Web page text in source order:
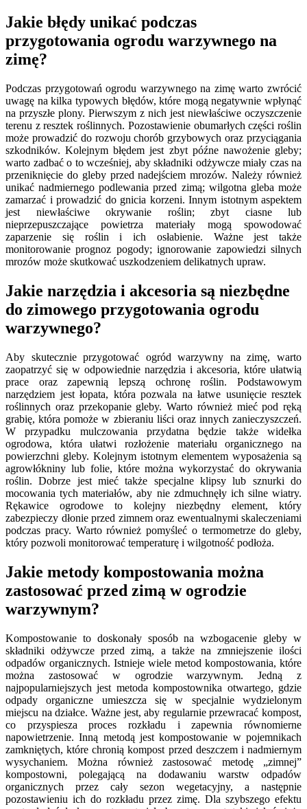
Jakie błędy unikać podczas
przygotowania ogrodu warzywnego na
zimę?
Podczas przygotowań ogrodu warzywnego na zimę warto zwrócić
uwagę na kilka typowych błędów, które mogą negatywnie wpłynąć
na przyszłe plony. Pierwszym z nich jest niewłaściwe oczyszczenie
terenu z resztek roślinnych. Pozostawienie obumarłych części roślin
może prowadzić do rozwoju chorób grzybowych oraz przyciągania
szkodników. Kolejnym błędem jest zbyt późne nawożenie gleby;
warto zadbać o to wcześniej, aby składniki odżywcze miały czas na
przeniknięcie do gleby przed nadejściem mrozów. Należy również
unikać nadmiernego podlewania przed zimą; wilgotna gleba może
zamarzać i prowadzić do gnicia korzeni. Innym istotnym aspektem
jest niewłaściwe okrywanie roślin; zbyt ciasne lub
nieprzepuszczające powietrza materiały mogą spowodować
zaparzenie się roślin i ich osłabienie. Ważne jest także
monitorowanie prognoz pogody; ignorowanie zapowiedzi silnych
mrozów może skutkować uszkodzeniem delikatnych upraw.
Jakie narzędzia i akcesoria są niezbędne
do zimowego przygotowania ogrodu
warzywnego?
Aby skutecznie przygotować ogród warzywny na zimę, warto
zaopatrzyć się w odpowiednie narzędzia i akcesoria, które ułatwią
prace oraz zapewnią lepszą ochronę roślin. Podstawowym
narzędziem jest łopata, która pozwala na łatwe usunięcie resztek
roślinnych oraz przekopanie gleby. Warto również mieć pod ręką
grabię, która pomoże w zbieraniu liści oraz innych zanieczyszczeń.
W przypadku mulczowania przydatna będzie także widełka
ogrodowa, która ułatwi rozłożenie materiału organicznego na
powierzchni gleby. Kolejnym istotnym elementem wyposażenia są
agrowłókniny lub folie, które można wykorzystać do okrywania
roślin. Dobrze jest mieć także specjalne klipsy lub sznurki do
mocowania tych materiałów, aby nie zdmuchnęły ich silne wiatry.
Rękawice ogrodowe to kolejny niezbędny element, który
zabezpieczy dłonie przed zimnem oraz ewentualnymi skaleczeniami
podczas pracy. Warto również pomyśleć o termometrze do gleby,
który pozwoli monitorować temperaturę i wilgotność podłoża.
Jakie metody kompostowania można
zastosować przed zimą w ogrodzie
warzywnym?
Kompostowanie to doskonały sposób na wzbogacenie gleby w
składniki odżywcze przed zimą, a także na zmniejszenie ilości
odpadów organicznych. Istnieje wiele metod kompostowania, które
można zastosować w ogrodzie warzywnym. Jedną z
najpopularniejszych jest metoda kompostownika otwartego, gdzie
odpady organiczne umieszcza się w specjalnie wydzielonym
miejscu na działce. Ważne jest, aby regularnie przewracać kompost,
co przyspiesza proces rozkładu i zapewnia równomierne
napowietrzenie. Inną metodą jest kompostowanie w pojemnikach
zamkniętych, które chronią kompost przed deszczem i nadmiernym
wysychaniem. Można również zastosować metodę „zimnej”
kompostowni, polegającą na dodawaniu warstw odpadów
organicznych przez cały sezon wegetacyjny, a następnie
pozostawieniu ich do rozkładu przez zimę. Dla szybszego efektu